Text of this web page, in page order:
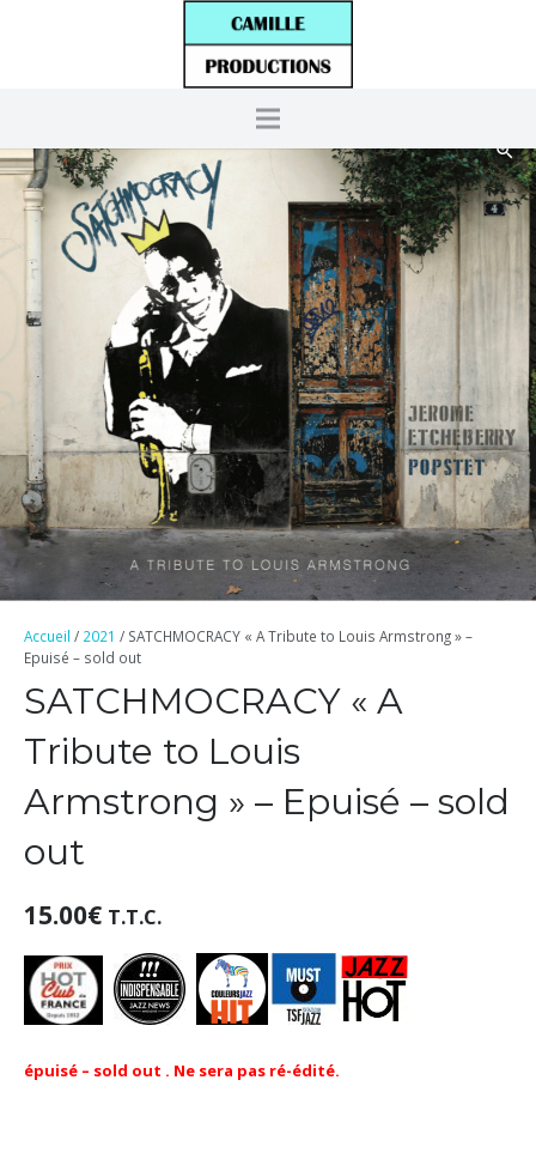
Accueil / 2021 / SATCHMOCRACY « A Tribute to Louis Armstrong » –
Epuisé – sold out
SATCHMOCRACY « A
Tribute to Louis
Armstrong » – Epuisé – sold
out
15.00€ T.T.C.
épuisé – sold out . Ne sera pas ré-édité.